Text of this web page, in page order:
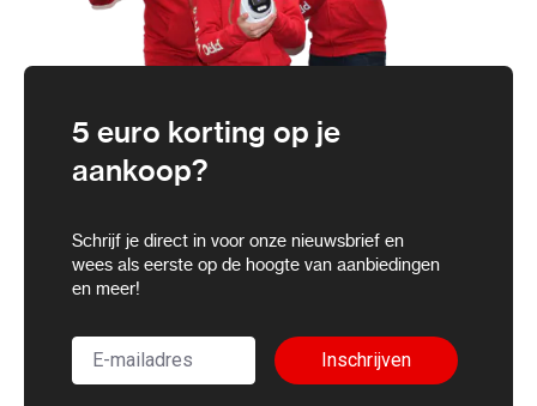
5 euro korting op je
aankoop?
Schrijf je direct in voor onze nieuwsbrief en
wees als eerste op de hoogte van aanbiedingen
en meer!
Inschrijven